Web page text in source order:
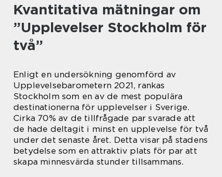
Kvantitativa mätningar om
”Upplevelser Stockholm för
två”
Enligt en undersökning genomförd av
Upplevelsebarometern 2021, rankas
Stockholm som en av de mest populära
destinationerna för upplevelser i Sverige.
Cirka 70% av de tillfrågade par svarade att
de hade deltagit i minst en upplevelse för två
under det senaste året. Detta visar på stadens
betydelse som en attraktiv plats för par att
skapa minnesvärda stunder tillsammans.